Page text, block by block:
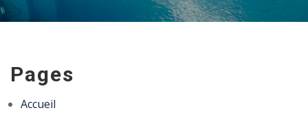
Pages
Accueil